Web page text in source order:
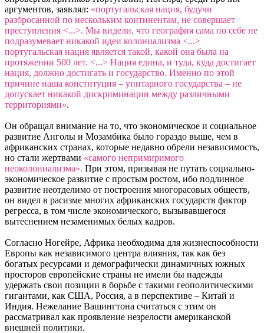
аргументов, заявлял: «португальская нация, будучи
разбросанной по нескольким континентам, не совершает
преступления <...>. Мы видели, что география сама по себе не
подразумевает никакой идеи колониализма <...>
португальская нация является такой, какой она была на
протяжении 500 лет. <...> Нация едина, и туда, куда достигает
нация, должно достигать и государство. Именно по этой
причине наша конституция – унитарного государства – не
допускает никакой дискриминации между различными
территориями».
Он обращал внимание на то, что экономическое и социальное
развитие Анголы и Мозамбика было гораздо выше, чем в
африканских странах, которые недавно обрели независимость,
но стали жертвами «самого непримиримого
неоколониализма». При этом, призывая не путать социально-
экономическое развитие с простым ростом, ибо подлинное
развитие неотделимо от построения многорасовых обществ,
он видел в расизме многих африканских государств фактор
регресса, в том числе экономического, вызывавшегося
вытеснением незаменимых белых кадров.
Согласно Ногейре, Африка необходима для жизнеспособности
Европы как независимого центра влияния, так как без
богатых ресурсами и демографически динамичных южных
просторов европейские страны не имели бы надежды
удержать свои позиции в борьбе с такими геополитическими
гигантами, как США, Россия, а в перспективе – Китай и
Индия. Нежелание Вашингтона считаться с этим он
рассматривал как проявление незрелости американской
внешней политики.